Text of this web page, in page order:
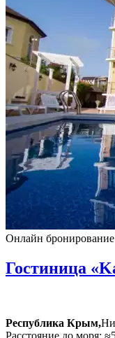
Онлайн бронирование
Гостиница
Республика Крым,
Расстояние до моря: